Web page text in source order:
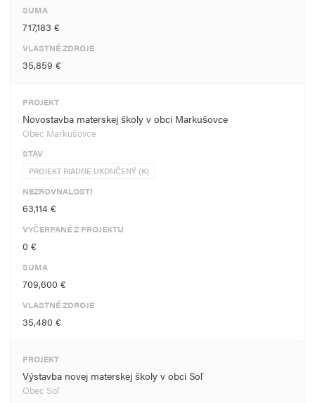
SUMA
717,183 €
VLASTNÉ ZDROJE
35,859 €
PROJEKT
Novostavba materskej školy v obci Markušovce
Obec Markušovce
STAV
PROJEKT RIADNE UKONČENÝ (K)
NEZROVNALOSTI
63,114 €
VYČERPANÉ Z PROJEKTU
0 €
SUMA
709,600 €
VLASTNÉ ZDROJE
35,480 €
PROJEKT
Výstavba novej materskej školy v obci Soľ
Obec Soľ